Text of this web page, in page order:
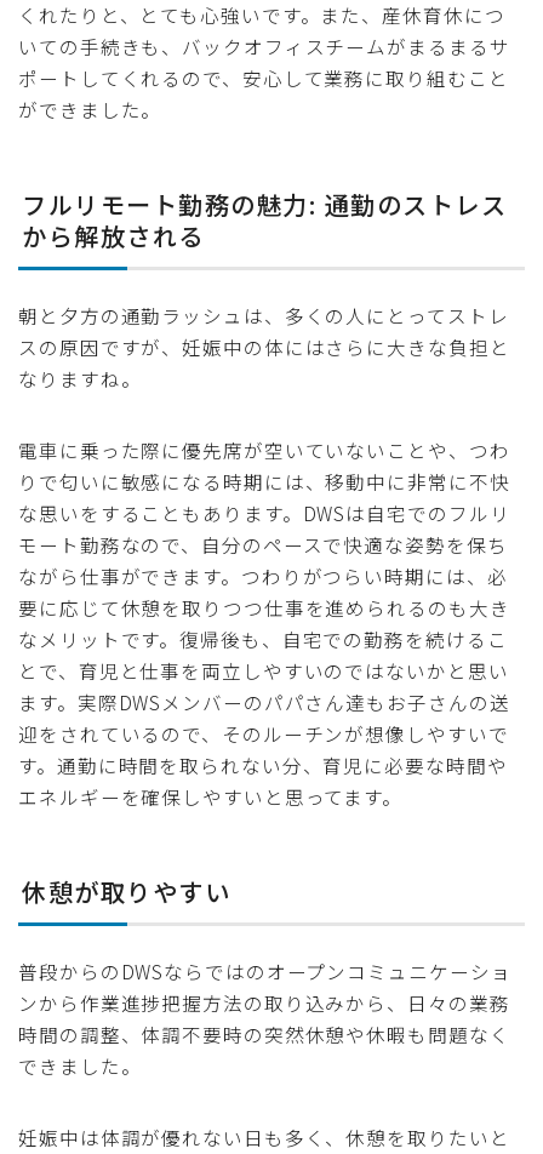
くれたりと、とても心強いです。また、産休育休につ
いての手続きも、バックオフィスチームがまるまるサ
ポートしてくれるので、安心して業務に取り組むこと
ができました。
フルリモート勤務の魅力: 通勤のストレス
から解放される
朝と夕方の通勤ラッシュは、多くの人にとってストレ
スの原因ですが、妊娠中の体にはさらに大きな負担と
なりますね。
電車に乗った際に優先席が空いていないことや、つわ
りで匂いに敏感になる時期には、移動中に非常に不快
な思いをすることもあります。DWSは自宅でのフルリ
モート勤務なので、自分のペースで快適な姿勢を保ち
ながら仕事ができます。つわりがつらい時期には、必
要に応じて休憩を取りつつ仕事を進められるのも大き
なメリットです。復帰後も、自宅での勤務を続けるこ
とで、育児と仕事を両立しやすいのではないかと思い
ます。実際DWSメンバーのパパさん達もお子さんの送
迎をされているので、そのルーチンが想像しやすいで
す。通勤に時間を取られない分、育児に必要な時間や
エネルギーを確保しやすいと思ってます。
休憩が取りやすい
普段からのDWSならではのオープンコミュニケーショ
ンから作業進捗把握方法の取り込みから、日々の業務
時間の調整、体調不要時の突然休憩や休暇も問題なく
できました。
妊娠中は体調が優れない日も多く、休憩を取りたいと